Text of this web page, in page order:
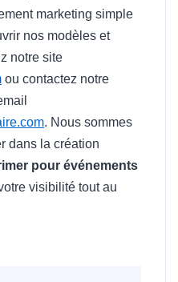
marketing simple
nos modèles et
notre site
ou contactez notre
. Nous sommes
dans la création
pour événements
visibilité tout au